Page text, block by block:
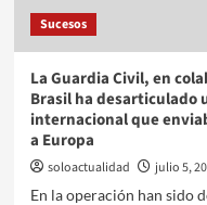
Sucesos
La Guardia Civil, en
Brasil ha desarticulado
internacional que
a Europa
soloactualidad julio 5,
En la operación han sido